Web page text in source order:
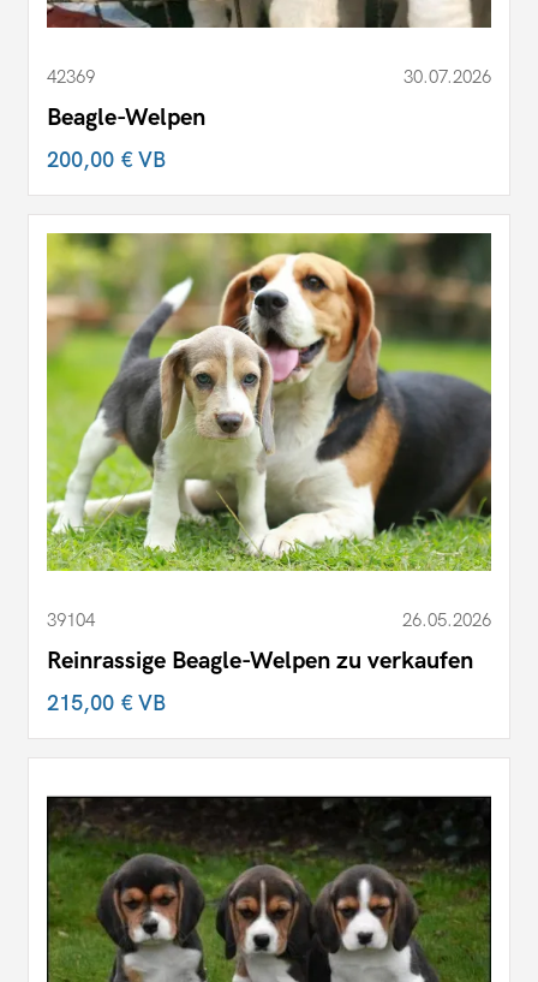
42369 30.07.2026
Beagle-Welpen
200,00 €VB
39104 26.05.2026
Reinrassige Beagle-Welpen zu verkaufen
215,00 €VB